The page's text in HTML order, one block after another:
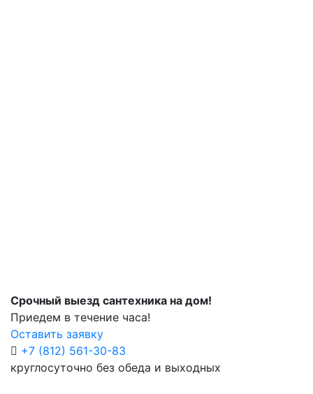
Срочный выезд сантехника на дом!
Приедем в течение часа!
Оставить заявку
+7 (812) 561-30-83
круглосуточно без обеда и выходных